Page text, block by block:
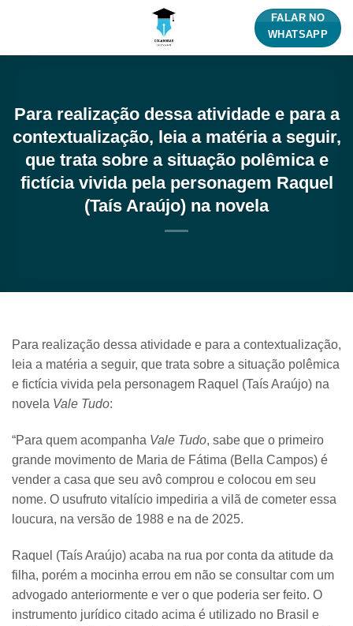
FALAR NO
WHATSAPP
Para realização dessa atividade e para a
contextualização, leia a matéria a seguir,
que trata sobre a situação polêmica e
fictícia vivida pela personagem Raquel
(Taís Araújo) na novela
Para realização dessa atividade e para a contextualização,
leia a matéria a seguir, que trata sobre a situação polêmica
e fictícia vivida pela personagem Raquel (Taís Araújo) na
novela Vale Tudo:
“Para quem acompanha Vale Tudo, sabe que o primeiro
grande movimento de Maria de Fátima (Bella Campos) é
vender a casa que seu avô comprou e colocou em seu
nome. O usufruto vitalício impediria a vilã de cometer essa
loucura, na versão de 1988 e na de 2025.
Raquel (Taís Araújo) acaba na rua por conta da atitude da
filha, porém a mocinha errou em não se consultar com um
advogado anteriormente e ver o que poderia ser feito. O
instrumento jurídico citado acima é utilizado no Brasil e